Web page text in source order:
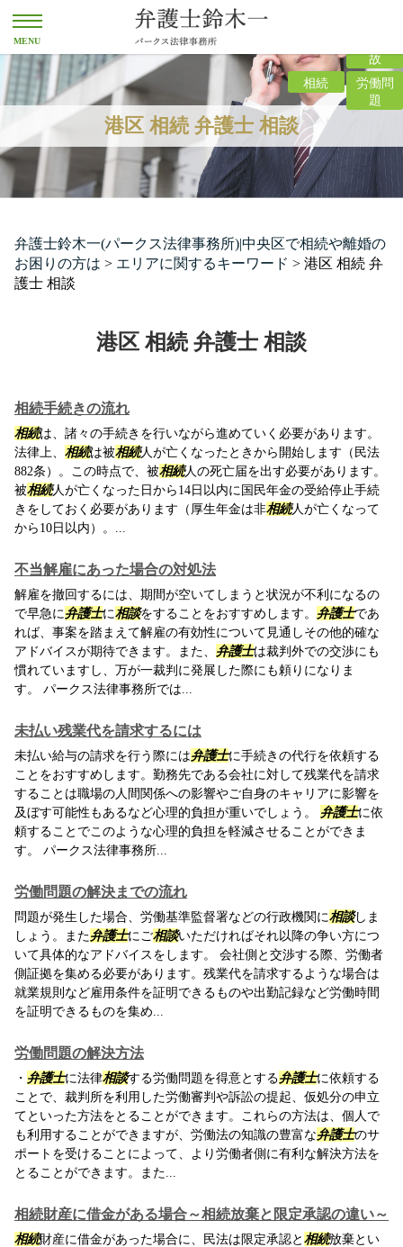
港区 相続 弁護士 相談
故
相続
労働問
題
弁護士鈴木一(パークス法律事務所)|中央区で相続や離婚の
お困りの方は > エリアに関するキーワード > 港区 相続 弁
護士 相談
港区 相続 弁護士 相談
相続手続きの流れ
相続は、諸々の手続きを行いながら進めていく必要があります。
法律上、 相続は被相続人が亡くなったときから開始します（民法
882条）。この時点で、被相続人の死亡届を出す必要があります。
被相続人が亡くなった日から14日以内に国民年金の受給停止手続
きをしておく必要があります（厚生年金は非相続人が亡くなって
から10日以内）。...
不当解雇にあった場合の対処法
解雇を撤回するには、期間が空いてしまうと状況が不利になるの
で早急に弁護士に相談をすることをおすすめします。 弁護士であ
れば、事案を踏まえて解雇の有効性について見通しその他的確な
アドバイスが期待できます。また、 弁護士は裁判外での交渉にも
慣れていますし、万が一裁判に発展した際にも頼りになりま
す。 パークス法律事務所では...
未払い残業代を請求するには
未払い給与の請求を行う際には弁護士に手続きの代行を依頼する
ことをおすすめします。勤務先である会社に対して残業代を請求
することは職場の人間関係への影響やご自身のキャリアに影響を
及ぼす可能性もあるなど心理的負担が重いでしょう。 弁護士に依
頼することでこのような心理的負担を軽減させることができま
す。 パークス法律事務所...
労働問題の解決までの流れ
問題が発生した場合、労働基準監督署などの行政機関に相談しま
しょう。また弁護士にご相談いただければそれ以降の争い方につ
いて具体的なアドバイスをします。 会社側と交渉する際、労働者
側証拠を集める必要があります。残業代を請求するような場合は
就業規則など雇用条件を証明できるものや出勤記録など労働時間
を証明できるものを集め...
労働問題の解決方法
・ 弁護士に法律相談する労働問題を得意とする弁護士に依頼する
ことで、裁判所を利用した労働審判や訴訟の提起、仮処分の申立
てといった方法をとることができます。これらの方法は、個人で
も利用することができますが、労働法の知識の豊富な弁護士のサ
ポートを受けることによって、より労働者側に有利な解決方法を
とることができます。また...
相続財産に借金がある場合～相続放棄と限定承認の違い～
相続財産に借金があった場合に、民法は限定承認と相続放棄とい